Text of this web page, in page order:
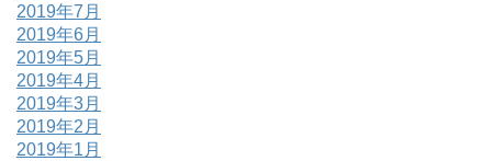
2019年7月
2019年6月
2019年5月
2019年4月
2019年3月
2019年2月
2019年1月